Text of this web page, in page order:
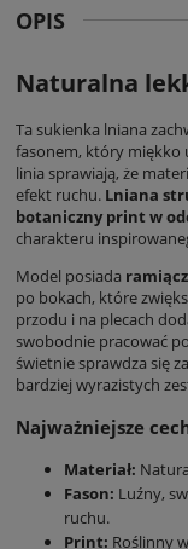
OPIS
Naturalna
Ta sukienka lniana
fasonem, który miękko
linia sprawiają, że
efekt ruchu. Lniana
botaniczny print w
charakteru
Model posiada
po bokach, które
przodu i na plecach
swobodnie pracować
świetnie sprawdza się
bardziej wyrazistych
Najważniejsze
Materiał:
Fason: Luźny,
ruchu.
Print: Roślinny